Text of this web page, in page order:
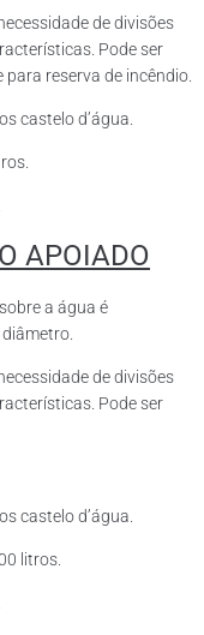
de divisões
Pode ser
reserva de incêndio.
castelo d’água.
APOIADO
a água é
de divisões
Pode ser
castelo d’água.
litros.